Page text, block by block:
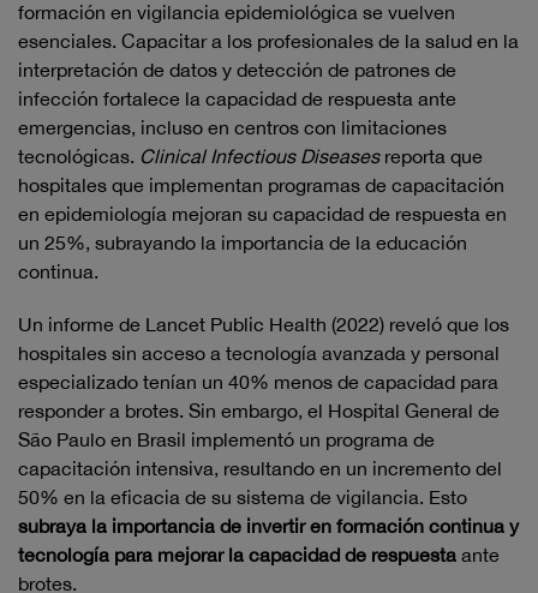
formación en vigilancia epidemiológica se vuelven
esenciales. Capacitar a los profesionales de la salud en la
interpretación de datos y detección de patrones de
infección fortalece la capacidad de respuesta ante
emergencias, incluso en centros con limitaciones
tecnológicas. Clinical Infectious Diseasesreporta que
hospitales que implementan programas de capacitación
en epidemiología mejoran su capacidad de respuesta en
un 25%, subrayando la importancia de la educación
continua.
Un informe de Lancet Public Health (2022) reveló que los
hospitales sin acceso a tecnología avanzada y personal
especializado tenían un 40% menos de capacidad para
responder a brotes. Sin embargo, el Hospital General de
São Paulo en Brasil implementó un programa de
capacitación intensiva, resultando en un incremento del
50% en la eficacia de su sistema de vigilancia. Esto
subraya la importancia de invertir en formación continua y
tecnología para mejorar la capacidad de respuesta ante
brotes.